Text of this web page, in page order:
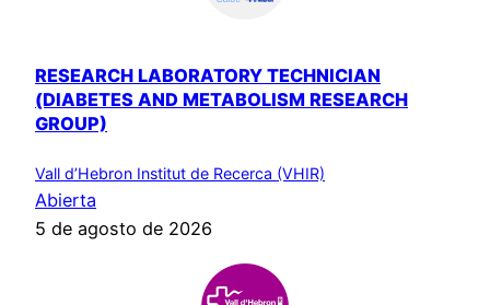
RESEARCH LABORATORY TECHNICIAN
(DIABETES AND METABOLISM RESEARCH
GROUP)
Vall d’Hebron Institut de Recerca (VHIR)
Abierta
5 de agosto de 2026